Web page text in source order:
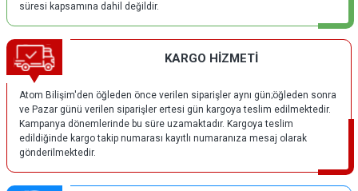
süresi kapsamına dahil değildir.
KARGO HİZMETİ
Atom Bilişim'den öğleden önce verilen siparişler aynı gün;öğleden sonra
ve Pazar günü verilen siparişler ertesi gün kargoya teslim edilmektedir.
Kampanya dönemlerinde bu süre uzamaktadır. Kargoya teslim
edildiğinde kargo takip numarası kayıtlı numaranıza mesaj olarak
gönderilmektedir.